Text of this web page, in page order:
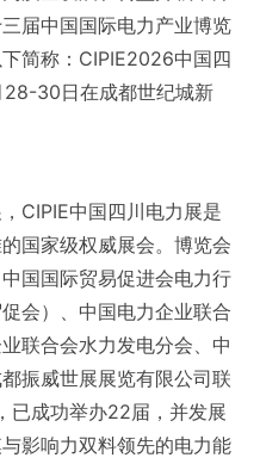
届中国国际电力产业博览
简称：CIPIE2026中国四
30日在成都世纪城新
CIPIE中国四川电力展是
国家级权威展会。博览会
国国际贸易促进会电力行
会）、中国电力企业联合
联合会水力发电分会、中
振威世展展览有限公司联
已成功举办22届，并发展
影响力双料领先的电力能